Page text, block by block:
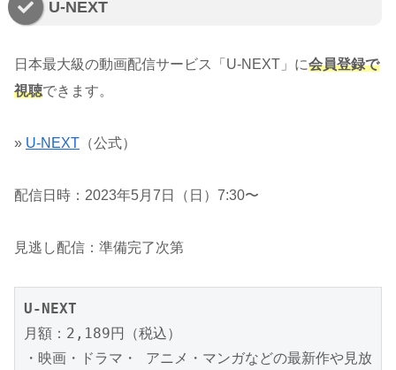
U-NEXT
日本最大級の動画配信サービス「U-NEXT」に会員登録で
視聴できます。
» U-NEXT （公式）
配信日時：2023年5月7日（日）7:30〜
見逃し配信：準備完了次第
U-NEXT
月額：2,189円（税込）
・映画・ドラマ・ アニメ・マンガなどの最新作や見放